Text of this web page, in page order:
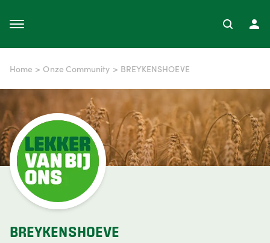
Home > Onze Community > BREYKENSHOEVE
BREYKENSHOEVE